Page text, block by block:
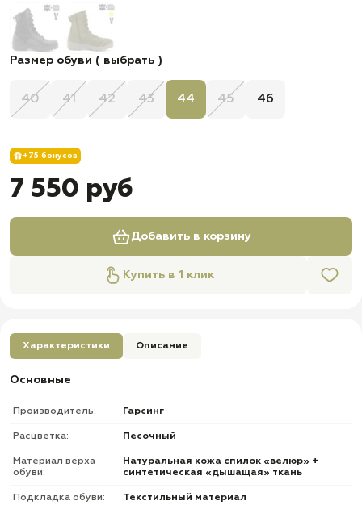
Размер обуви ( выбрать )
40 41 42 43 44 45 46
+75 бонусов
7 550 руб
Добавить в корзину
Купить в 1 клик
Характеристики Описание
Основные
Производитель: Гарсинг
Расцветка: Песочный
Материал верха
обуви:
Натуральная кожа спилок «велюр» +
синтетическая «дышащая» ткань
Подкладка обуви: Текстильный материал